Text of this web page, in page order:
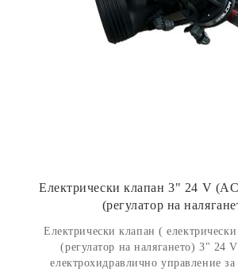
Електрически клапан 3" 24 V
(регулатор на
Електрически клапан (
(регулатор на налягането) 3" 24
електрохидравлично управление за